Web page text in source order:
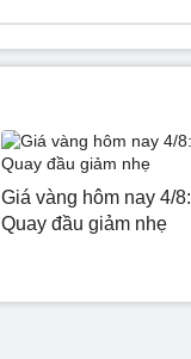
Giá vàng hôm nay 4/8:
Quay đầu giảm nhẹ